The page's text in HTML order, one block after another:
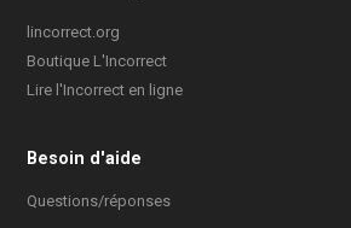
lincorrect.org
Boutique L'Incorrect
Lire l'Incorrect en ligne
Besoin d'aide
Questions/réponses